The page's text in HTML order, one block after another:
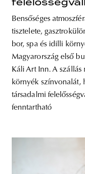
Bensőséges
tisztelete,
bor, spa és idilli
Magyarország első
Káli Art Inn. A
környék színvonalát,
társadalmi
fenntartható